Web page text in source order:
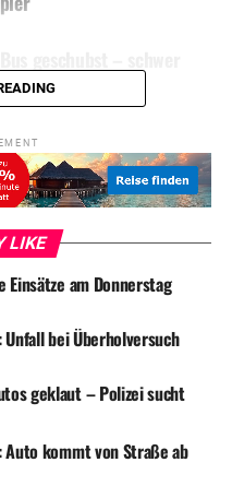
LIKE
Einsätze am Donnerstag
Unfall bei Überholversuch
geklaut – Polizei sucht
Auto kommt von Straße ab